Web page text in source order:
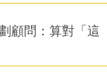
顧問：算對「這